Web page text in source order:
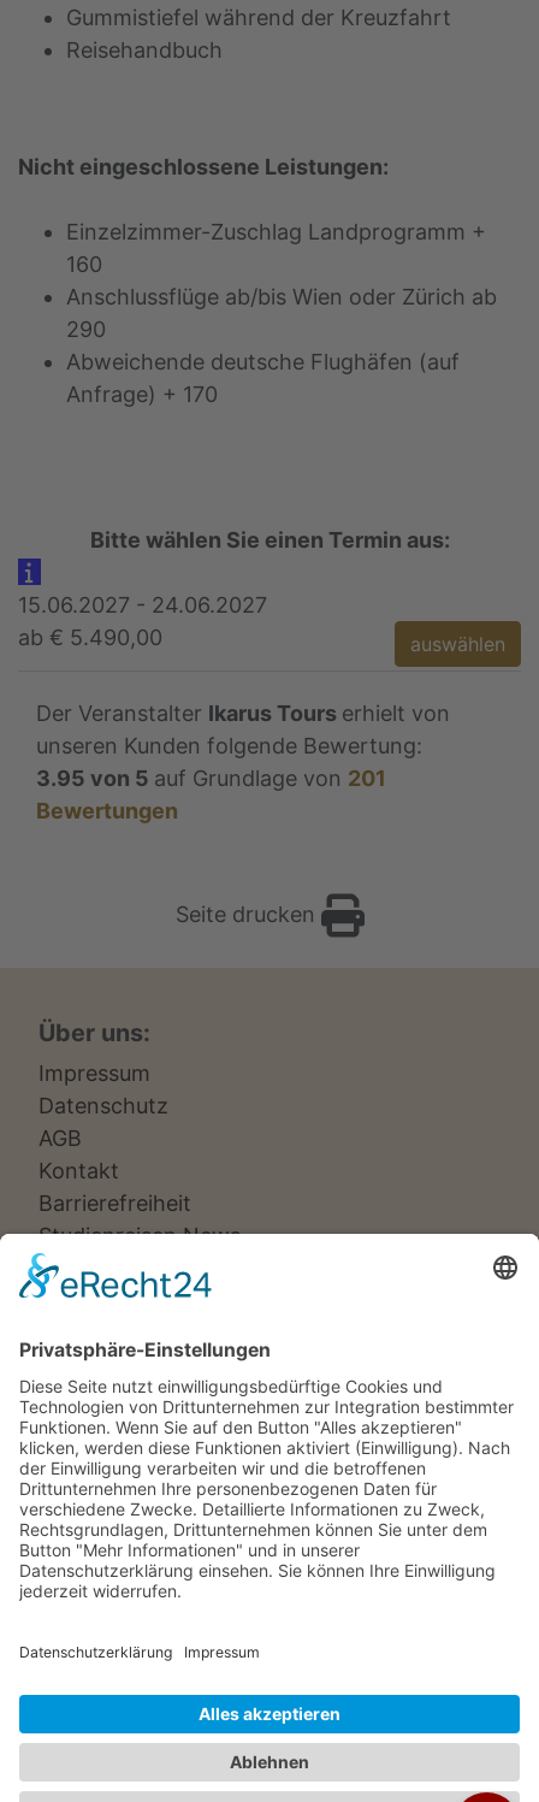
Gummistiefel während der Kreuzfahrt
Reisehandbuch
Nicht eingeschlossene Leistungen:
Einzelzimmer-Zuschlag Landprogramm +
160
Anschlussflüge ab/bis Wien oder Zürich ab
290
Abweichende deutsche Flughäfen (auf
Anfrage) + 170
Bitte wählen Sie einen Termin aus:
15.06.2027 - 24.06.2027
ab € 5.490,00
auswählen
Der Veranstalter Ikarus Tours erhielt von
unseren Kunden folgende Bewertung:
3.95 von 5 auf Grundlage von 201
Bewertungen
Seite drucken
Über uns:
Impressum
Datenschutz
AGB
Kontakt
Barrierefreiheit
Studienreisen News
Veranstalter:
Ameropa Reisen
Bavaria Fernreisen
Berge & Meer
Gebeco
Hauser exkursionen
Meiers Weltreisen
Nicko Cruises
SKR
Studiosus
Studiosus Kultimer
© Studienreisen.de 2026